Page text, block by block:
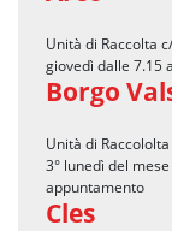
Unità di Raccolta
giovedì dalle 7.15
Borgo
Unità di
3° lunedì del
appuntamento
Cles